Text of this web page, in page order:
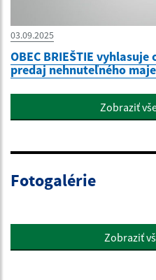
03.09.2025
OBEC BRIEŠTIE
predaj nehnuteľného
Zobraziť
Fotogalérie
Zobraziť